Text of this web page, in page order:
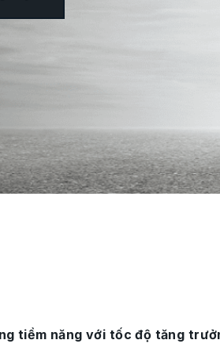
tiềm năng với tốc độ tăng